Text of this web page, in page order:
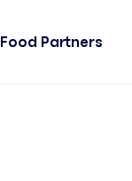
Food Partners